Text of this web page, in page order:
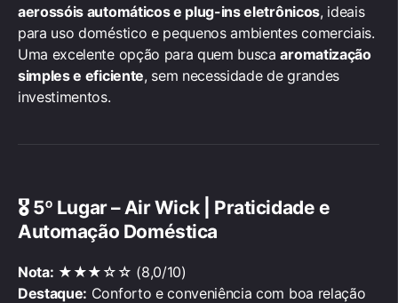
aerossóis automáticos e plug-ins eletrônicos, ideais
para uso doméstico e pequenos ambientes comerciais.
Uma excelente opção para quem buscaaromatização
simples e eficiente, sem necessidade de grandes
investimentos.
🎖️ 5º Lugar – Air Wick | Praticidade e
Automação Doméstica
Nota: ★★★☆☆ (8,0/10)
Destaque: Conforto e conveniência com boa relação